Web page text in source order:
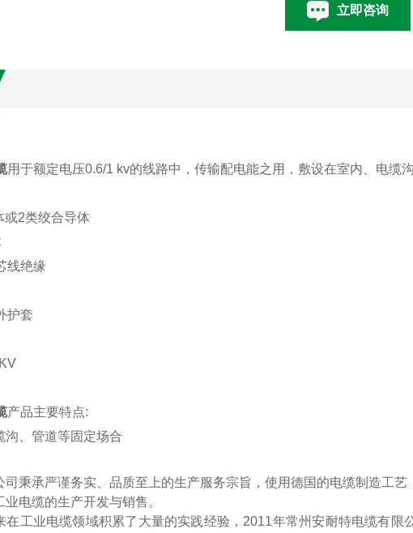
立即咨询
用于额定电压0.6/1 kv的线路中，传输配电能之用，敷设在室内、电缆
或2类绞合导体
线绝缘
护套
产品主要特点:
沟、管道等固定场合
司秉承严谨务实、品质至上的生产服务宗旨，使用德国的电缆制造工
电缆的生产开发与销售。
在工业电缆领域积累了大量的实践经验， 2011年常州安耐特电缆有限